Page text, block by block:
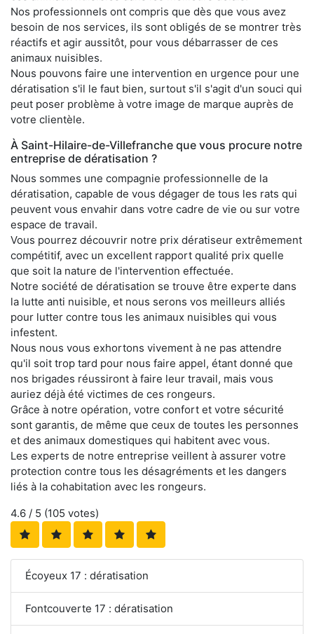
Nos professionnels ont compris que dès que vous avez
besoin de nos services, ils sont obligés de se montrer très
réactifs et agir aussitôt, pour vous débarrasser de ces
animaux nuisibles.
Nous pouvons faire une intervention en urgence pour une
dératisation s'il le faut bien, surtout s'il s'agit d'un souci qui
peut poser problème à votre image de marque auprès de
votre clientèle.
À Saint-Hilaire-de-Villefranche que vous procure notre
entreprise de dératisation ?
Nous sommes une compagnie professionnelle de la
dératisation, capable de vous dégager de tous les rats qui
peuvent vous envahir dans votre cadre de vie ou sur votre
espace de travail.
Vous pourrez découvrir notre prix dératiseur extrêmement
compétitif, avec un excellent rapport qualité prix quelle
que soit la nature de l'intervention effectuée.
Notre société de dératisation se trouve être experte dans
la lutte anti nuisible, et nous serons vos meilleurs alliés
pour lutter contre tous les animaux nuisibles qui vous
infestent.
Nous nous vous exhortons vivement à ne pas attendre
qu'il soit trop tard pour nous faire appel, étant donné que
nos brigades réussiront à faire leur travail, mais vous
auriez déjà été victimes de ces rongeurs.
Grâce à notre opération, votre confort et votre sécurité
sont garantis, de même que ceux de toutes les personnes
et des animaux domestiques qui habitent avec vous.
Les experts de notre entreprise veillent à assurer votre
protection contre tous les désagréments et les dangers
liés à la cohabitation avec les rongeurs.
4.6 / 5 (105 votes)
Écoyeux 17 : dératisation
Fontcouverte 17 : dératisation